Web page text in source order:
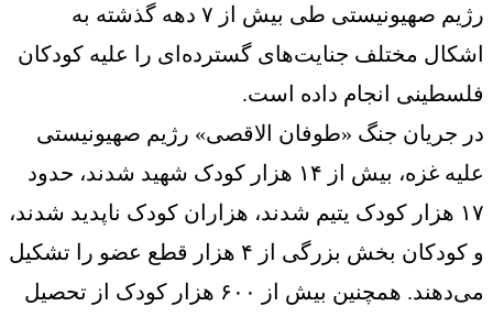
رژیم صهیونیستی طی بیش از ۷ دهه گذشته به
اشکال مختلف جنایت‌های گسترده‌ای را علیه کودکان
فلسطینی انجام داده است.
در جریان جنگ «طوفان الاقصی» رژیم صهیونیستی
علیه غزه، بیش از ۱۴ هزار کودک شهید شدند، حدود
۱۷ هزار کودک یتیم شدند، هزاران کودک ناپدید شدند،
و کودکان بخش بزرگی از ۴ هزار قطع عضو را تشکیل
می‌دهند. همچنین بیش از ۶۰۰ هزار کودک از تحصیل